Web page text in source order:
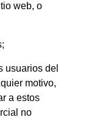
web, o
usuarios del
motivo,
a estos
no